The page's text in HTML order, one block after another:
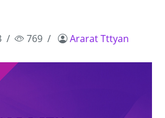
769 Ararat Tttyan